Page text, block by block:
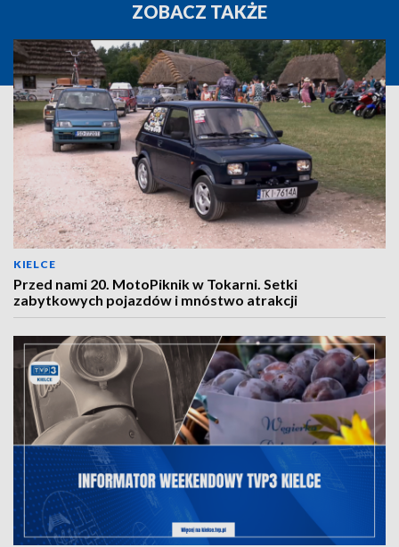
ZOBACZ TAKŻE
KIELCE
Przed nami 20. MotoPiknik w Tokarni. Setki
zabytkowych pojazdów i mnóstwo atrakcji